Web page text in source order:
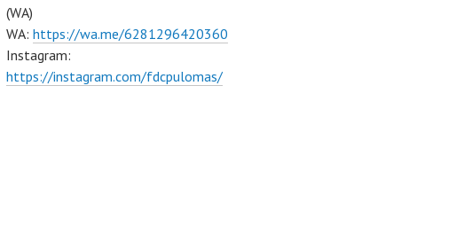
(WA)
WA: https://wa.me/6281296420360
Instagram:
https://instagram.com/fdcpulomas/